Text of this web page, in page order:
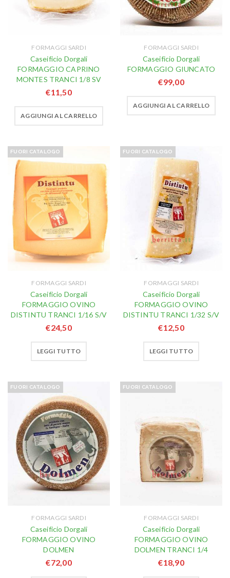
FORMAGGI SARDI
Caseificio Dorgali
FORMAGGIO CAPRINO
MONTES TRANCI 1/8 SV
€11,50
AGGIUNGI AL CARRELLO
FORMAGGI SARDI
Caseificio Dorgali
FORMAGGIO GIUNCATO
€99,00
AGGIUNGI AL CARRELLO
FUORI CATALOGO
FORMAGGI SARDI
Caseificio Dorgali
FORMAGGIO OVINO
DISTINTU TRANCI 1/16 S/V
€24,50
LEGGI TUTTO
FUORI CATALOGO
FORMAGGI SARDI
Caseificio Dorgali
FORMAGGIO OVINO
DISTINTU TRANCI 1/32 S/V
€12,50
LEGGI TUTTO
FUORI CATALOGO
FORMAGGI SARDI
Caseificio Dorgali
FORMAGGIO OVINO
DOLMEN
€72,00
FUORI CATALOGO
FORMAGGI SARDI
Caseificio Dorgali
FORMAGGIO OVINO
DOLMEN TRANCI 1/4
€18,90